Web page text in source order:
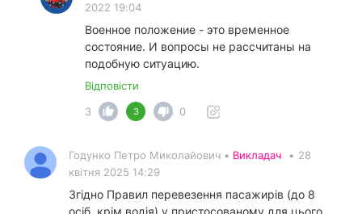
2022 19:04
Военное положение - это временное
состояние. И вопросы не рассчитаны на
подобную ситуацию.
Відповісти
3
3 0
Годунко Петро Миколайович • Викладач • 28
квітня 2025 14:29
Згідно Правил перевезення пасажирів (до 8
осіб, крім водія) у пристосованому для цього